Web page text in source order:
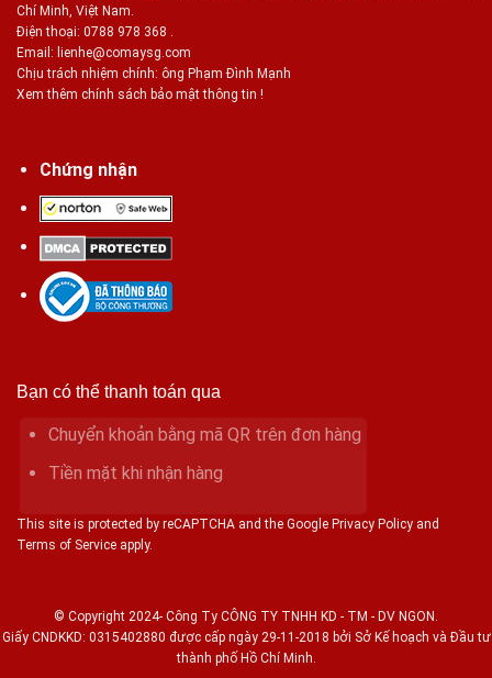
Chí Minh, Việt Nam.
Điện thoại: 0788 978 368 .
Email: lienhe@comaysg.com
Chịu trách nhiệm chính: ông Phạm Đình Mạnh
Xem thêm chính sách bảo mật thông tin !
Chứng nhận
Bạn có thể thanh toán qua
Chuyển khoản bằng mã QR trên đơn hàng
Tiền mặt khi nhận hàng
This site is protected by reCAPTCHA and the Google Privacy Policy and
Terms of Service apply.
© Copyright 2024- Công Ty CÔNG TY TNHH KD - TM - DV NGON.
Giấy CNDKKD: 0315402880 được cấp ngày 29-11-2018 bởi Sở Kế hoạch và Đầu tư
thành phố Hồ Chí Minh.